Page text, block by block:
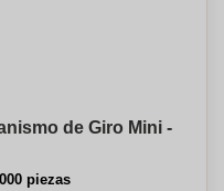
de Giro Mini -
piezas